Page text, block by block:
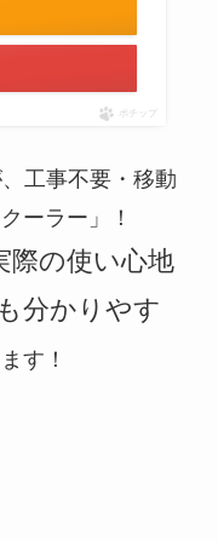
ポチップ
工事不要・移動
ーラー」！
際の使い心地
分かりやす
す！